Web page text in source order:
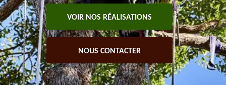
VOIR NOS RÉALISATIONS
NOUS CONTACTER